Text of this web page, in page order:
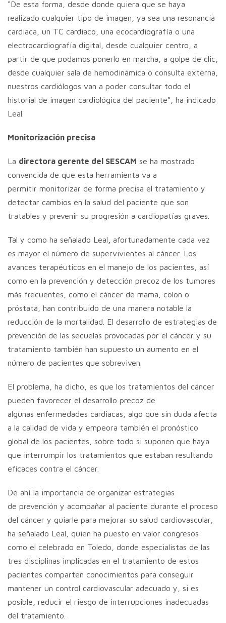
“De esta forma, desde donde quiera que se haya
realizado cualquier tipo de imagen, ya sea una resonancia
cardiaca, un TC cardiaco, una ecocardiografía o una
electrocardiografía digital, desde cualquier centro, a
partir de que podamos ponerlo en marcha, a golpe de clic,
desde cualquier sala de hemodinámica o consulta externa,
nuestros cardiólogos van a poder consultar todo el
historial de imagen cardiológica del paciente”, ha indicado
Leal.
Monitorización precisa
La directora gerente del SESCAM se ha mostrado
convencida de que esta herramienta va a
permitir monitorizar de forma precisa el tratamiento y
detectar cambios en la salud del paciente que son
tratables y prevenir su progresión a cardiopatías graves.
Tal y como ha señalado Leal
afortunadamente cada vez
es mayor el número de supervivientes al cáncer. Los
avances terapéuticos en el manejo de los pacientes, así
como en la prevención y detección precoz de los tumores
más frecuentes, como el cáncer de mama, colon o
próstata, han contribuido de una manera notable la
reducción de la mortalidad. El desarrollo de estrategias de
prevención de las secuelas provocadas por el cáncer y su
tratamiento también han supuesto un aumento en el
número de pacientes que sobreviven.
El problema, ha dicho, es que los tratamientos del cáncer
pueden favorecer el desarrollo precoz de
algunas enfermedades cardiacas, algo que sin duda afecta
a la calidad de vida y empeora también el pronóstico
global de los pacientes, sobre todo si suponen que haya
que interrumpir los tratamientos que estaban resultando
eficaces contra el cáncer.
De ahí la importancia de organizar estrategias
de prevención y acompañar al paciente durante el proceso
del cáncer y guiarle para mejorar su salud cardiovascular,
ha señalado Leal, quien ha puesto en valor congresos
como el celebrado en Toledo, donde especialistas de las
tres disciplinas implicadas en el tratamiento de estos
pacientes comparten conocimientos para conseguir
mantener un control cardiovascular adecuado y, si es
posible, reducir el riesgo de interrupciones inadecuadas
del tratamiento.